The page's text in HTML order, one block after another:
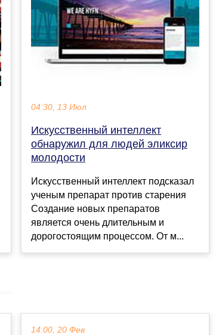
04:30, 13 Июл
Искусственный интеллект
обнаружил для людей эликсир
молодости
Искусственный интеллект подсказал
ученым препарат против старения
Создание новых препаратов
является очень длительным и
дорогостоящим процессом. От м...
14:00, 20 Фев